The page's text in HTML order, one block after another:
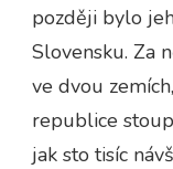
později bylo
Slovensku. Za
ve dvou
republice
jak sto tisíc